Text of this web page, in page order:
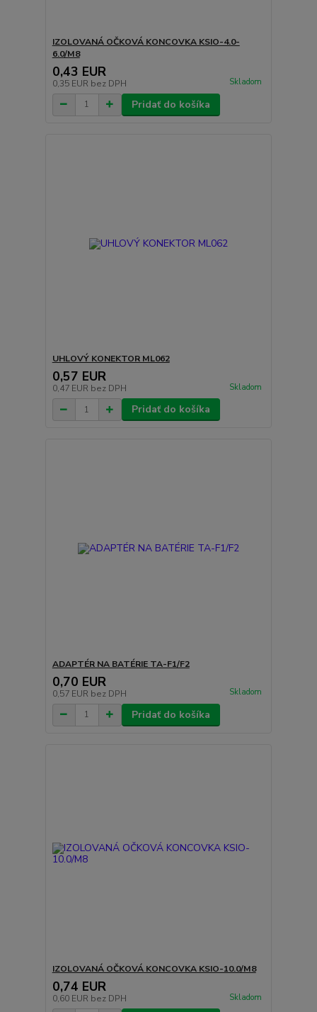
IZOLOVANÁ OČKOVÁ KONCOVKA KSIO-4.0-
6.0/M8
0,43 EUR
0,35 EUR bez DPH Skladom
Pridať do košíka
UHLOVÝ KONEKTOR ML062
0,57 EUR
0,47 EUR bez DPH Skladom
Pridať do košíka
ADAPTÉR NA BATÉRIE TA-F1/F2
0,70 EUR
0,57 EUR bez DPH Skladom
Pridať do košíka
IZOLOVANÁ OČKOVÁ KONCOVKA KSIO-10.0/M8
0,74 EUR
0,60 EUR bez DPH Skladom